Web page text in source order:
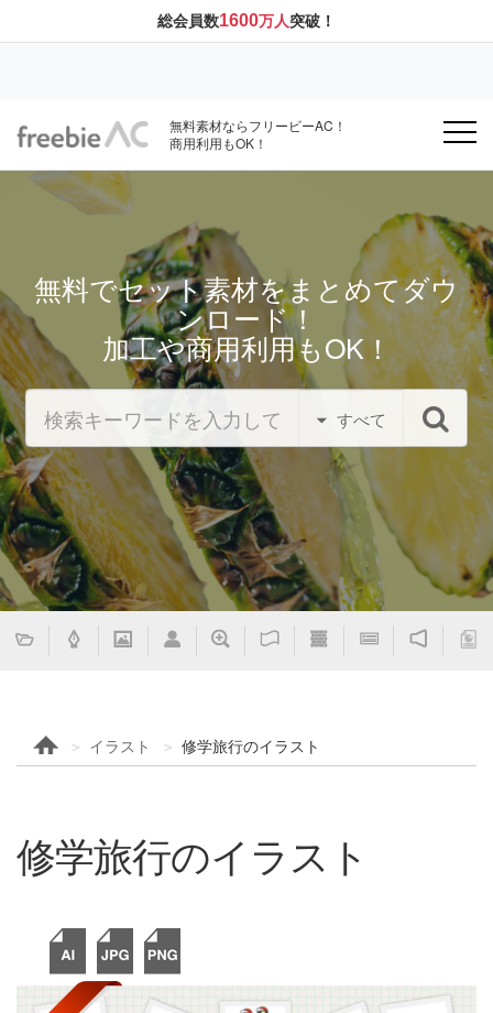
総会員数1600万人突破！
無料素材ならフリービーAC！
商用利用もOK！
無料でセット素材をまとめてダウ
ンロード！
加工や商用利用もOK！
すべて
イラスト 修学旅行のイラスト
修学旅行のイラスト